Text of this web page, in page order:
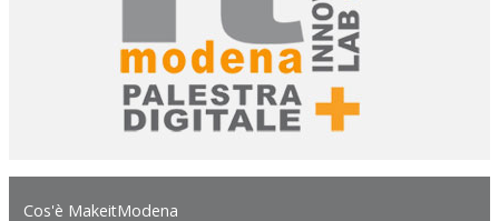
Cos'è MakeitModena